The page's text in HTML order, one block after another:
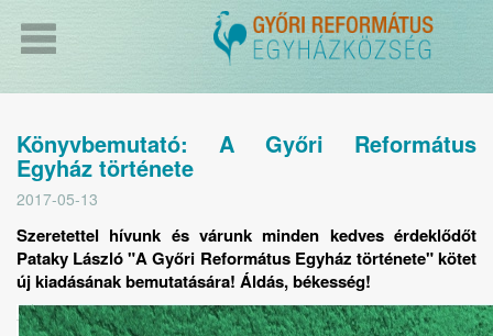
Könyvbemutató: A Győri Református
Egyház története
2017-05-13
Szeretettel hívunk és várunk minden kedves érdeklődőt
Pataky László "A Győri Református Egyház története" kötet
új kiadásának bemutatására! Áldás, békesség!